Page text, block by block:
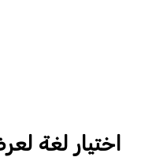
اختيار لغة